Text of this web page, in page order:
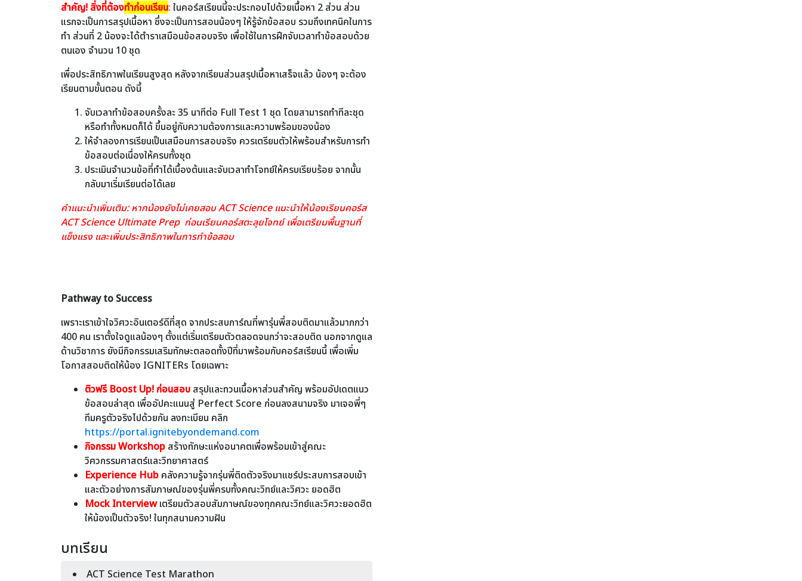
สำคัญ! สิ่งที่ต้องทำก่อนเรียน: ในคอร์สเรียนนี้จะประกอบไปด้วยเนื้อหา 2 ส่วน ส่วน
แรกจะเป็นการสรุปเนื้อหา ซึ่งจะเป็นการสอนน้องๆ ให้รู้จักข้อสอบ รวมถึงเทคนิคในการ
ทำ ส่วนที่ 2 น้องจะได้ตำราเสมือนข้อสอบจริง เพื่อใช้ในการฝึกจับเวลาทำข้อสอบด้วย
ตนเอง จำนวน 10 ชุด
เพื่อประสิทธิภาพในเรียนสูงสุด หลังจากเรียนส่วนสรุปเนื้อหาเสร็จแล้ว น้องๆ จะต้อง
เรียนตามขั้นตอน ดังนี้
จับเวลาทำข้อสอบครั้งละ 35 นาทีต่อ Full Test 1 ชุด โดยสามารถทำทีละชุด
หรือทำทั้งหมดก็ได้ ขึ้นอยู่กับความต้องการและความพร้อมของน้อง
ให้จำลองการเรียนเป็นเสมือนการสอบจริง ควรเตรียมตัวให้พร้อมสำหรับการทำ
ข้อสอบต่อเนื่องให้ครบทั้งชุด
ประเมินจำนวนข้อที่ทำได้เบื้องต้นและจับเวลาทำโจทย์ให้ครบเรียบร้อย จากนั้น
กลับมาเริ่มเรียนต่อได้เลย
คำแนะนำเพิ่มเติม: หากน้องยังไม่เคยสอบ ACT Science แนะนำให้น้องเรียนคอร์ส
ACT Science Ultimate Prep ก่อนเรียนคอร์สตะลุยโจทย์ เพื่อเตรียมพื้นฐานที่
แข็งแรง และเพิ่มประสิทธิภาพในการทำข้อสอบ
Pathway to Success
เพราะเราเข้าใจวิศวะอินเตอร์ดีที่สุด จากประสบการ์ณที่พารุ่นพี่สอบติดมาแล้วมากกว่า
400 คน เราตั้งใจดูแลน้องๆ ตั้งแต่เริ่มเตรียมตัวตลอดจนกว่าจะสอบติด นอกจากดูแล
ด้านวิชาการ ยังมีกิจกรรมเสริมทักษะตลอดทั้งปีที่มาพร้อมกับคอร์สเรียนนี้ เพื่อเพิ่ม
โอกาสสอบติดให้น้อง IGNITERs โดยเฉพาะ
ติวฟรี Boost Up! ก่อนสอบ สรุปและทวนเนื้อหาส่วนสำคัญ พร้อมอัปเดตแนว
ข้อสอบล่าสุด เพื่ออัปคะแนนสู่ Perfect Score ก่อนลงสนามจริง มาเจอพี่ๆ
ทีมครูตัวจริงไปด้วยกัน ลงทะเบียน คลิก
https://portal.ignitebyondemand.com
กิจกรรม Workshop สร้างทักษะแห่งอนาคตเพื่อพร้อมเข้าสู่คณะ
วิศวกรรมศาสตร์และวิทยาศาสตร์
Experience Hub คลังความรู้จากรุ่นพี่ติดตัวจริงมาแชร์ประสบการสอบเข้า
และตัวอย่างการสัมภาษณ์ของรุ่นพี่ครบทั้งคณะวิทย์และวิศวะ ยอดฮิต
Mock Interviewเตรียมตัวสอบสัมภาษณ์ของทุกคณะวิทย์และวิศวะยอดฮิต
ให้น้องเป็นตัวจริง! ในทุกสนามความฝัน
บทเรียน
ACT Science Test Marathon